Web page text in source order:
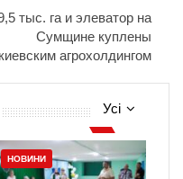
тыс. га и элеватор на
Сумщине куплены
киевским агрохолдингом
Усі
НОВИНИ